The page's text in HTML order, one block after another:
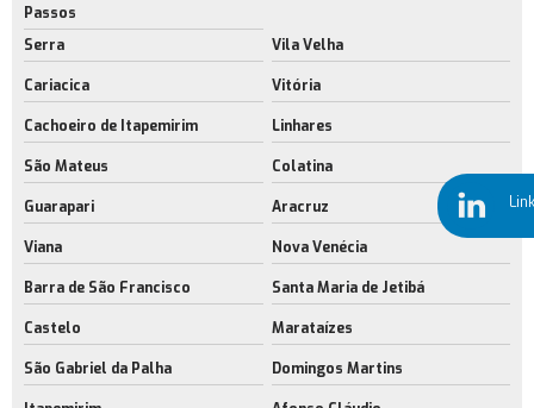
Empresa de aluguel galpão industrial
Locação de galpão logístico
área industrial para alugar rj
Barracões industriais rio de janeiro
Serviço de construção de galpão de sustentabilidade
Construção de galpão eficiente no rj
Serviço de construção de galpão eficiente
Passos
Serra
Vila Velha
Cariacica Vitória
Cachoeiro de Itapemirim Linhares
São Mateus Colatina
Guarapari Aracruz
Viana Nova Venécia
Barra de São Francisco Santa Maria de Jetibá
Castelo Marataízes
São Gabriel da Palha Domingos Martins